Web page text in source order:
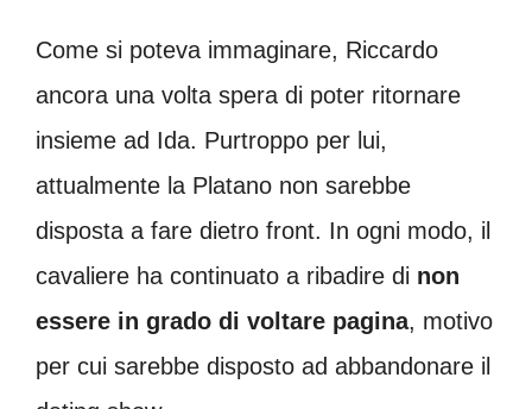
Come si poteva immaginare, Riccardo
ancora una volta spera di poter ritornare
insieme ad Ida. Purtroppo per lui,
attualmente la Platano non sarebbe
disposta a fare dietro front. In ogni modo, il
cavaliere ha continuato a ribadire di non
essere in grado di voltare pagina, motivo
per cui sarebbe disposto ad abbandonare il